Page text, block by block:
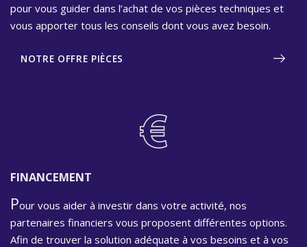
pour vous guider dans l’achat de vos pièces techniques et
vous apporter tous les conseils dont vous avez besoin.
NOTRE OFFRE PIÈCES
FINANCEMENT
Pour vous aider à investir dans votre activité, nos
partenaires financiers vous proposent différentes options.
Afin de trouver la solution adéquate à vos besoins et à vos